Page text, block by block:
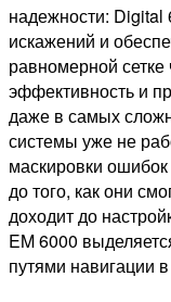
надежности:
искажений и
равномерной
эффективность и
даже в самых
системы уже не
маскировки ошибок
до того, как они
доходит до
EM 6000
путями навигации